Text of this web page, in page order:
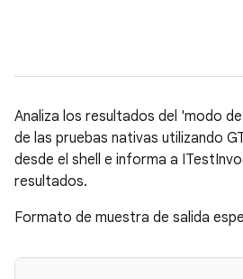
Analiza los resultados del 'modo
de las pruebas nativas utilizando
desde el shell e informa a
resultados.
Formato de muestra de salida